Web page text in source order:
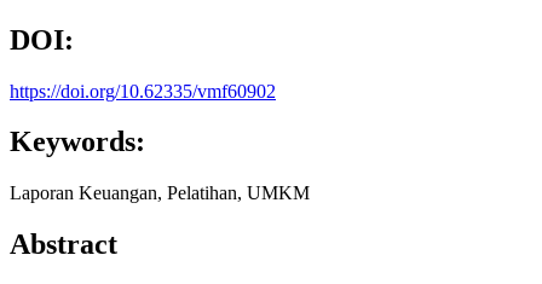
DOI:
https://doi.org/10.62335/vmf60902
Keywords:
Laporan Keuangan, Pelatihan, UMKM
Abstract